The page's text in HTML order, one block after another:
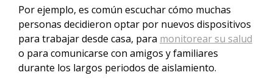
Por ejemplo, es común escuchar cómo muchas
personas decidieron optar por nuevos dispositivos
para trabajar desde casa, para monitorear su salud
o para comunicarse con amigos y familiares
durante los largos periodos de aislamiento.